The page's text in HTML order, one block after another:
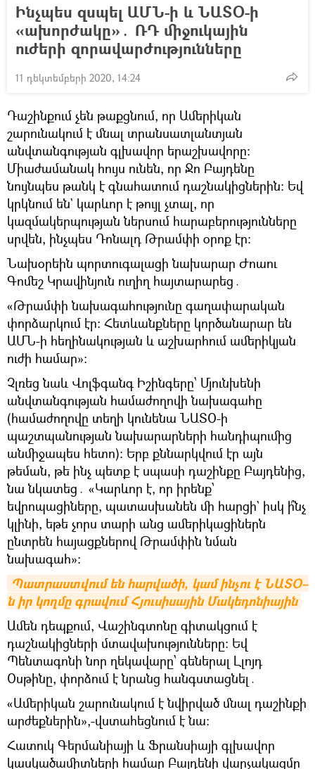
Ինչպես զսպել ԱՄՆ-ի և ՆԱՏՕ-ի
«ախորժակը»․ ՌԴ միջուկային
ուժերի զորավարժությունները
11 դեկտեմբերի 2020, 14:24
Դաշինքում չեն թաքցնում, որ Ամերիկան
շարունակում է մնալ տրանսատլանտյան
անվտանգության գլխավոր երաշխավորը։
Միաժամանակ հույս ունեն, որ Ջո Բայդենը
նույնպես թանկ է գնահատում դաշնակիցներին։ Եվ
կրկնում են` կարևոր է թույլ չտալ, որ
կազմակերպության ներսում հարաբերությունները
սրվեն, ինչպես Դոնալդ Թրամփի օրոք էր։
Նախօրեին պորտուգալացի նախարար Ժոաու
Գոմեշ Կրավինյուն ուղիղ հայտարարեց․
«Թրամփի նախագահությունը գաղափարական
փորձարկում էր։ Հետևանքները կործանարար են
ԱՄՆ-ի հեղինակության և աշխարհում ամերիկյան
ուժի համար»։
Չլռեց նաև Վոլֆգանգ Իշինգերը՝ Մյունխենի
անվտանգության համաժողովի նախագահը
(համաժողովը տեղի կունենա ՆԱՏՕ-ի
պաշտպանության նախարարների հանդիպումից
անմիջապես հետո)։ Երբ քննարկվում էր այն
թեման, թե ինչ պետք է սպասի դաշինքը Բայդենից,
նա նկատեց․ «Կարևոր է, որ իրենք՝
եվրոպացիները, պատասխանեն մի հարցի` իսկ ի՞նչ
կլինի, եթե չորս տարի անց ամերիկացիներն
ընտրեն հայացքներով Թրամփին նման
նախագահ»։
Պատրաստվում են հարվածի, կամ ինչու է ՆԱՏՕ–
ն իր կողմը գրավում Հյուսիսային Մակեդոնիային
Ամեն դեպքում, Վաշինգտոնը գիտակցում է
դաշնակիցների մտավախությունները։ Եվ
Պենտագոնի նոր ղեկավարը՝ գեներալ Լլոյդ
Օսթինը, փորձում է նրանց հանգստացնել․
«Ամերիկան շարունակում է նվիրված մնալ դաշինքի
արժեքներին»,-վստահեցնում է նա։
Հատուկ Գերմանիայի և Ֆրանսիայի գլխավոր
կասկածամիտների համար Բայդենի վարչակազմը